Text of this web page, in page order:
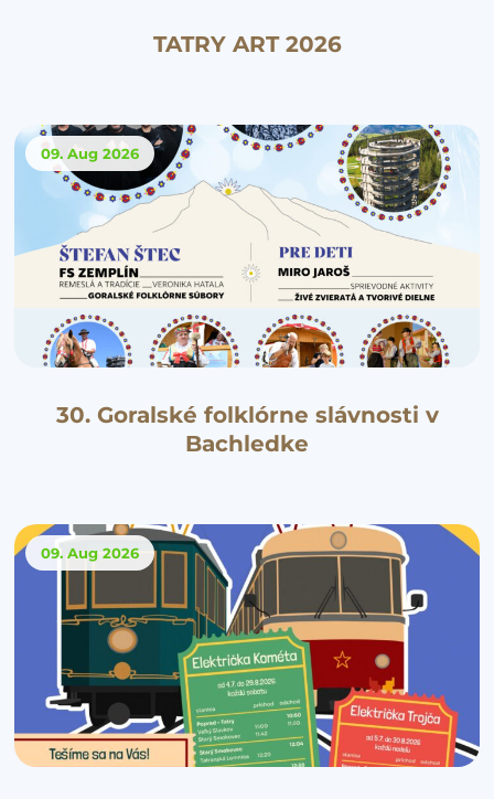
TATRY ART 2026
09. Aug 2026
30. Goralské folklórne slávnosti v
Bachledke
09. Aug 2026